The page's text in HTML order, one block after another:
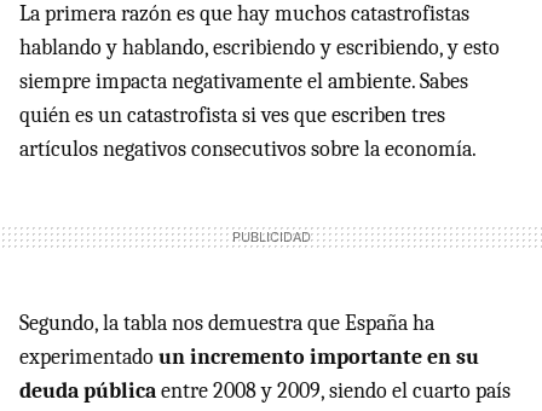
La primera razón es que hay muchos catastrofistas
hablando y hablando, escribiendo y escribiendo, y esto
siempre impacta negativamente el ambiente. Sabes
quién es un catastrofista si ves que escriben tres
artículos negativos consecutivos sobre la economía.
Segundo, la tabla nos demuestra que España ha
experimentadoun incremento importante en su
deuda públicaentre 2008 y 2009, siendo el cuarto país